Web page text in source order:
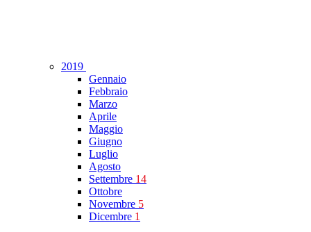
2019
Gennaio
Febbraio
Marzo
Aprile
Maggio
Giugno
Luglio
Agosto
Settembre 14
Ottobre
Novembre 5
Dicembre 1